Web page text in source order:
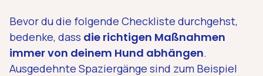
Bevor du die folgende Checkliste durchgehst,
bedenke, dass die richtigen Maßnahmen
immer von deinem Hund abhängen.
Ausgedehnte Spaziergänge sind zum Beispiel